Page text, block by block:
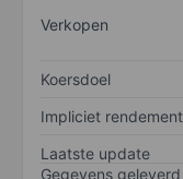
Verkopen
Koersdoel
Impliciet rendement
Laatste update
Gegevens